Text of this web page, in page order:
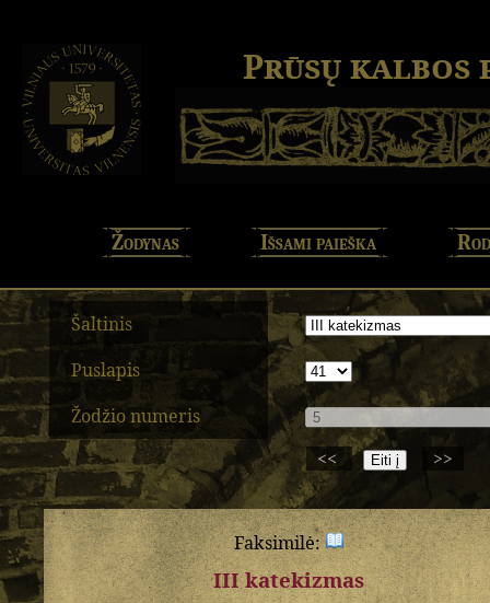
Prūsų kalbos
Žodynas Išsami paieška
Šaltinis
Puslapis
Žodžio numeris
<<
>>
Faksimilė:
III katekizmas